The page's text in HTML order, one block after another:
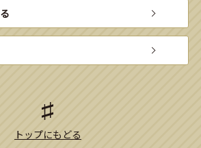
トップにもどる